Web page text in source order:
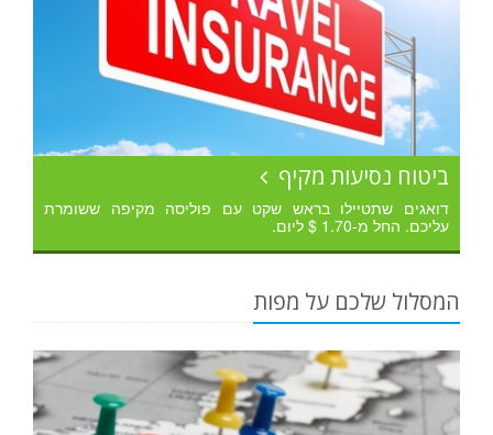
ביטוח נסיעות מקיף
דואגים שתטיילו בראש שקט עם פוליסה מקיפה ששומרת
עליכם. החל מ-1.70 $ ליום.
המסלול שלכם על מפות